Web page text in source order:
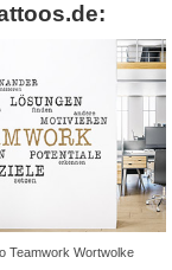
Teamwork Wortwolke